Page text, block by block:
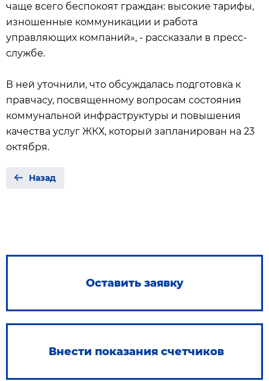
чаще всего беспокоят граждан: высокие тарифы,
изношенные коммуникации и работа
управляющих компаний», - рассказали в пресс-
службе.
В ней уточнили, что обсуждалась подготовка к
правчасу, посвященному вопросам состояния
коммунальной инфраструктуры и повышения
качества услуг ЖКХ, который запланирован на 23
октября.
Назад
Оставить заявку
Внести показания счетчиков